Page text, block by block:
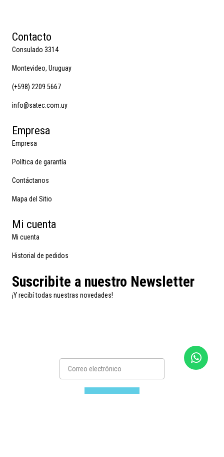
Contacto
Consulado 3314
Montevideo, Uruguay
(+598) 2209 5667
info@satec.com.uy
Empresa
Empresa
Política de garantía
Contáctanos
Mapa del Sitio
Mi cuenta
Mi cuenta
Historial de pedidos
Suscribite a nuestro Newsletter
¡Y recibí todas nuestras novedades!